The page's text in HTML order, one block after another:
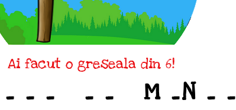
Ai facut o greseala din 6!
_ _ _ _ _ M _N _ _